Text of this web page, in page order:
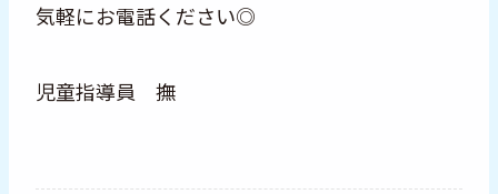
気軽にお電話ください◎
児童指導員 撫